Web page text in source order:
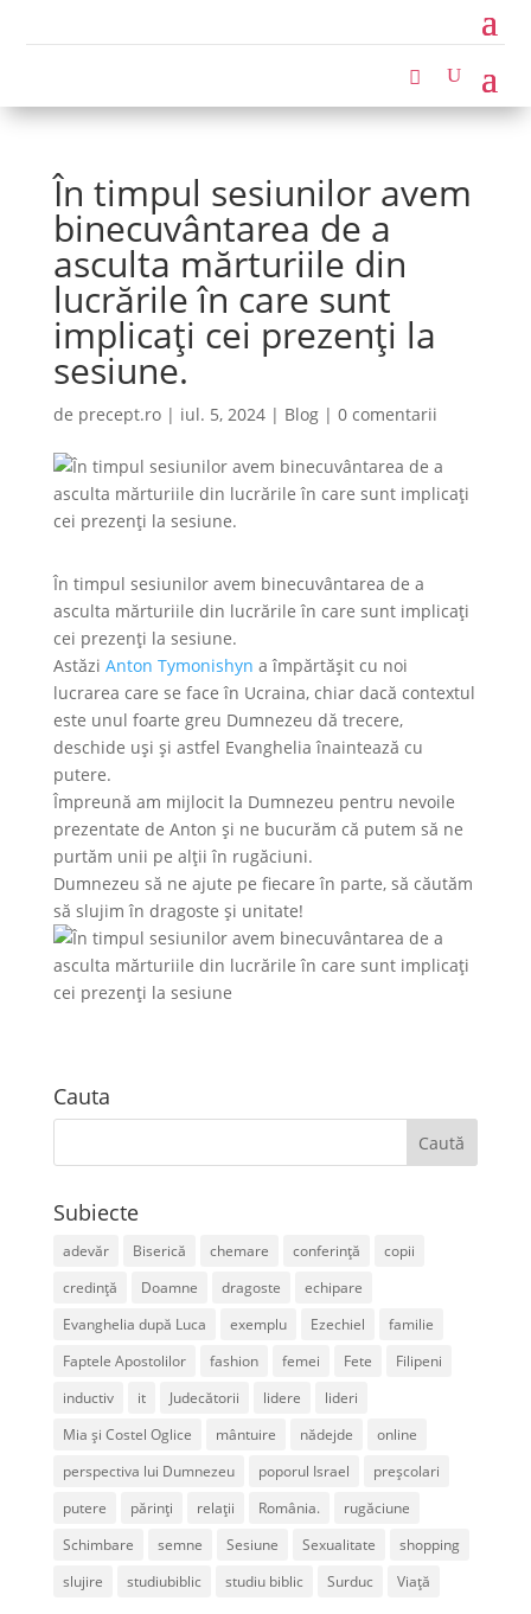
În timpul sesiunilor avem
binecuvântarea de a
asculta mărturiile din
lucrările în care sunt
implicați cei prezenți la
sesiune.
de precept.ro| iul. 5, 2024| Blog| 0 comentarii
În timpul sesiunilor avem binecuvântarea de a
asculta mărturiile din lucrările în care sunt implicați
cei prezenți la sesiune.
Astăzi Anton Tymonishyn a împărtășit cu noi
lucrarea care se face în Ucraina, chiar dacă contextul
este unul foarte greu Dumnezeu dă trecere,
deschide uși și astfel Evanghelia înaintează cu
putere.
Împreună am mijlocit la Dumnezeu pentru nevoile
prezentate de Anton și ne bucurăm că putem să ne
purtăm unii pe alții în rugăciuni.
Dumnezeu să ne ajute pe fiecare în parte, să căutăm
să slujim în dragoste și unitate!
Cauta
Subiecte
adevăr Biserică chemare conferință
copii
credință
Doamne dragoste
echipare
Evanghelia după Luca
exemplu Ezechiel
familie
Faptele Apostolilor
fashion femei Fete
Filipeni
inductiv
it Judecătorii lidere
lideri
Mia și Costel Oglice
mântuire nădejde
online
perspectiva lui Dumnezeu
poporul Israel
preșcolari
putere
părinți relații România.
rugăciune
Schimbare
semne Sesiune Sexualitate
shopping
slujire
studiubiblic studiu biblic Surduc Viață